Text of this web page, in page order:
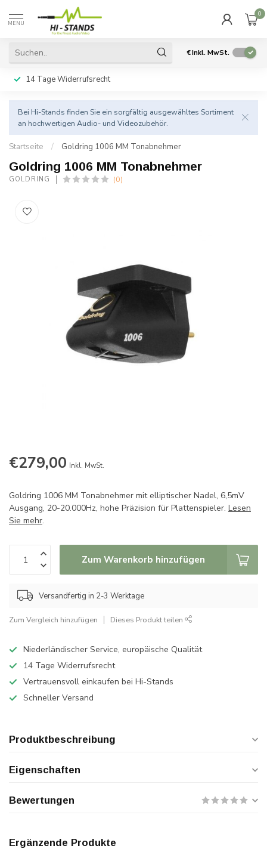
MENU
0
€Inkl. MwSt.
14 Tage Widerrufsrecht
Bei Hi-Stands finden Sie ein sorgfältig ausgewähltes Sortiment
an hochwertigen Audio- und Videozubehör.
Startseite / Goldring 1006 MM Tonabnehmer
Goldring 1006 MM Tonabnehmer
GOLDRING (0)
€279,00 Inkl. MwSt.
Goldring 1006 MM Tonabnehmer mit elliptischer Nadel, 6,5mV
Ausgang, 20-20.000Hz, hohe Präzision für Plattenspieler. Lesen
Sie mehr.
Zum Warenkorb hinzufügen
Versandfertig in 2-3 Werktage
Zum Vergleich hinzufügen Dieses Produkt teilen
Niederländischer Service, europäische Qualität
14 Tage Widerrufsrecht
Vertrauensvoll einkaufen bei Hi-Stands
Schneller Versand
Produktbeschreibung
Eigenschaften
Bewertungen
Ergänzende Produkte